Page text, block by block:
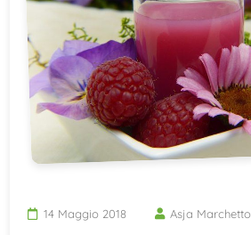
14 Maggio 2018 Asja Marchetto